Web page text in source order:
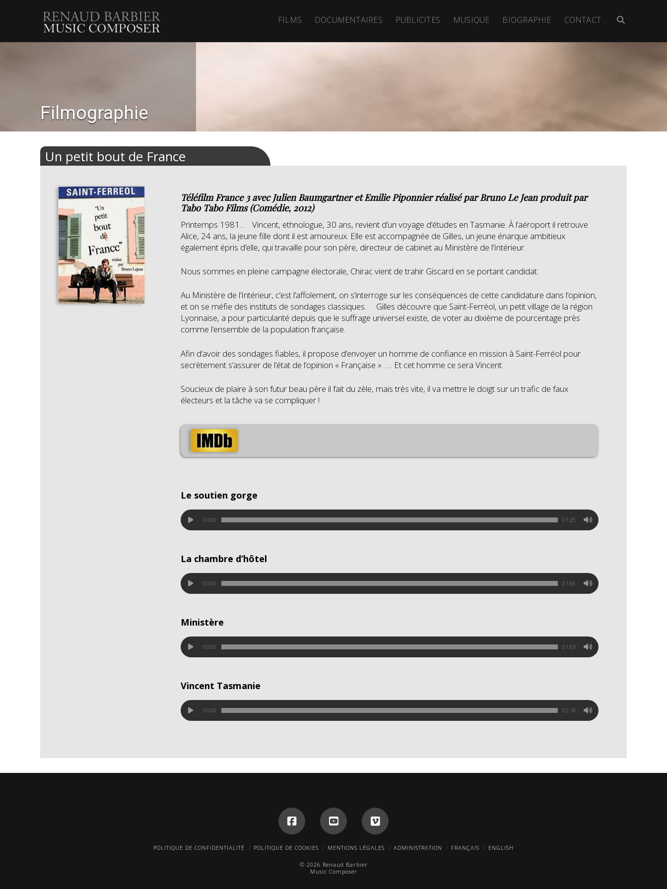
Renaud
Barbier
FILMS DOCUMENTAIRES PUBLICITES MUSIQUE BIOGRAPHIE CONTACT
Filmographie
Un petit bout de France
Téléfilm France 3 avec Julien Baumgartner et Emilie Piponnier réalisé par Bruno Le Jean produit par
Tabo Tabo Films (Comédie, 2012)
Printemps 1981… Vincent, ethnologue, 30 ans, revient d’un voyage d’études en Tasmanie. À l’aéroport il retrouve
Alice, 24 ans, la jeune fille dont il est amoureux. Elle est accompagnée de Gilles, un jeune énarque ambitieux
également épris d’elle, qui travaille pour son père, directeur de cabinet au Ministère de l’Intérieur.
Nous sommes en pleine campagne électorale, Chirac vient de trahir Giscard en se portant candidat.
Au Ministère de l’Intérieur, c’est l’affolement, on s’interroge sur les conséquences de cette candidature dans l’opinion,
et on se méfie des instituts de sondages classiques. Gilles découvre que Saint-Ferréol, un petit village de la région
Lyonnaise, a pour particularité depuis que le suffrage universel existe, de voter au dixième de pourcentage près
comme l’ensemble de la population française.
Afin d’avoir des sondages fiables, il propose d’envoyer un homme de confiance en mission à Saint-Ferréol pour
secrètement s’assurer de l’état de l’opinion « Française ». …. Et cet homme ce sera Vincent.
Soucieux de plaire à son futur beau père il fait du zèle, mais très vite, il va mettre le doigt sur un trafic de faux
électeurs et la tâche va se compliquer !
Le soutien gorge
00:00 01:25
La chambre d’hôtel
00:00 01:06
Ministère
00:00 01:03
Vincent Tasmanie
00:00 02:18
POLITIQUE DE CONFIDENTIALITÉ POLITIQUE DE COOKIES MENTIONS LÉGALES ADMINISTRATION FRANÇAIS ENGLISH
© 2026 Renaud Barbier
Music Composer